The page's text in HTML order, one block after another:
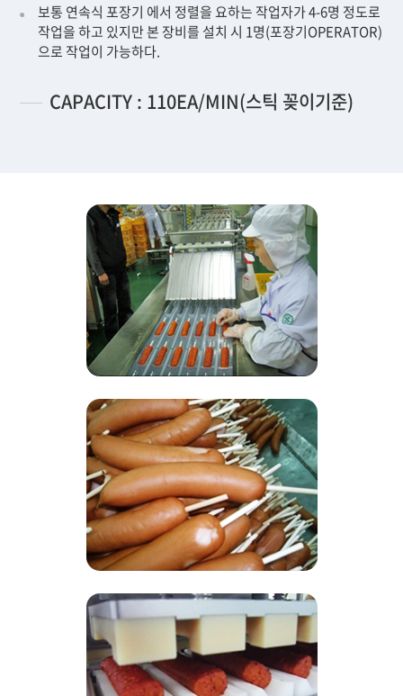
보통 연속식 포장기 에서 정렬을 요하는 작업자가 4-6명 정도로
작업을 하고 있지만 본 장비를 설치 시 1명(포장기OPERATOR)
으로 작업이 가능하다.
CAPACITY : 110EA/MIN(스틱 꽂이기준)